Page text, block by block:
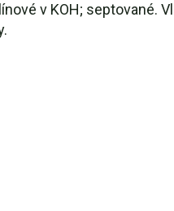
v KOH; septované.